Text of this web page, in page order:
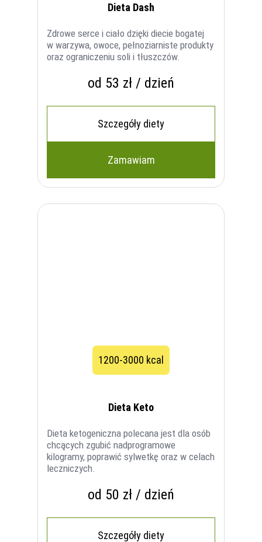
Dieta Dash
Zdrowe serce i ciało dzięki diecie bogatej
w warzywa, owoce, pełnoziarniste produkty
oraz ograniczeniu soli i tłuszczów.
od 53 zł / dzień
Szczegóły diety
Zamawiam
1200-3000 kcal
Dieta Keto
Dieta ketogeniczna polecana jest dla osób
chcących zgubić nadprogramowe
kilogramy, poprawić sylwetkę oraz w celach
leczniczych.
od 50 zł / dzień
Szczegóły diety